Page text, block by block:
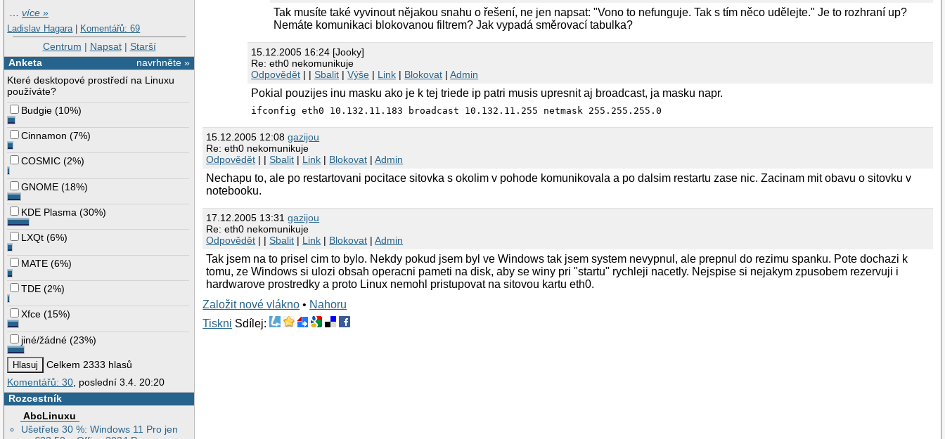
…více »
Ladislav Hagara | Komentářů: 69
Centrum | Napsat| Starší
navrhněte »
Anketa
Které desktopové prostředí na Linuxu
používáte?
Budgie (10%)
Cinnamon (7%)
COSMIC (2%)
GNOME (18%)
KDE Plasma (30%)
LXQt (6%)
MATE (6%)
TDE (2%)
Xfce (15%)
jiné/žádné (23%)
Celkem 2333 hlasů
Komentářů: 30, poslední 3.4. 20:20
Rozcestník
AbcLinuxu
Ušetřete 30 %: Windows 11 Pro jen
Tak musíte také vyvinout nějakou snahu o řešení, ne jen napsat: "Vono to nefunguje. Tak s tím něco udělejte." Je to rozhraní up?
Nemáte komunikaci blokovanou filtrem? Jak vypadá směrovací tabulka?
15.12.2005 16:24 [Jooky]
Re: eth0 nekomunikuje
Odpovědět | |Sbalit |Výše | Link | Blokovat |Admin
Pokial pouzijes inu masku ako je k tej triede ip patri musis upresnit aj broadcast, ja masku napr.
ifconfig eth0 10.132.11.183 broadcast 10.132.11.255 netmask 255.255.255.0
15.12.2005 12:08gazijou
Re: eth0 nekomunikuje
Odpovědět | |Sbalit | Link | Blokovat |Admin
Nechapu to, ale po restartovani pocitace sitovka s okolim v pohode komunikovala a po dalsim restartu zase nic. Zacinam mit obavu o sitovku v
notebooku.
17.12.2005 13:31gazijou
Re: eth0 nekomunikuje
Odpovědět | |Sbalit | Link | Blokovat |Admin
Tak jsem na to prisel cim to bylo. Nekdy pokud jsem byl ve Windows tak jsem system nevypnul, ale prepnul do rezimu spanku. Pote dochazi k
tomu, ze Windows si ulozi obsah operacni pameti na disk, aby se winy pri "startu" rychleji nacetly. Nejspise si nejakym zpusobem rezervuji i
hardwarove prostredky a proto Linux nemohl pristupovat na sitovou kartu eth0.
Založit nové vlákno • Nahoru
Tiskni Sdílej: